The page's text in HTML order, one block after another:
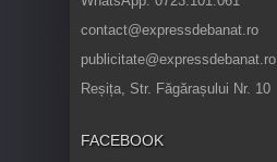
contact@expressdebanat.ro
publicitate@expressdebanat.ro
Reșița, Str. Făgărașului Nr. 10
FACEBOOK